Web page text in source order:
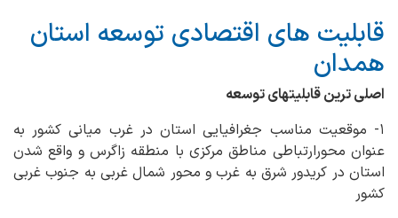
قابلیت های اقتصادی توسعه استان
همدان
اصلی ترین قابلیتهای توسعه
۱- موقعیت مناسب جغرافیایی استان در غرب میانی کشور به
عنوان محورارتباطی مناطق مرکزی با منطقه زاگرس و واقع شدن
استان در کریدور شرق به غرب و محور شمال غربی به جنوب غربی
کشور